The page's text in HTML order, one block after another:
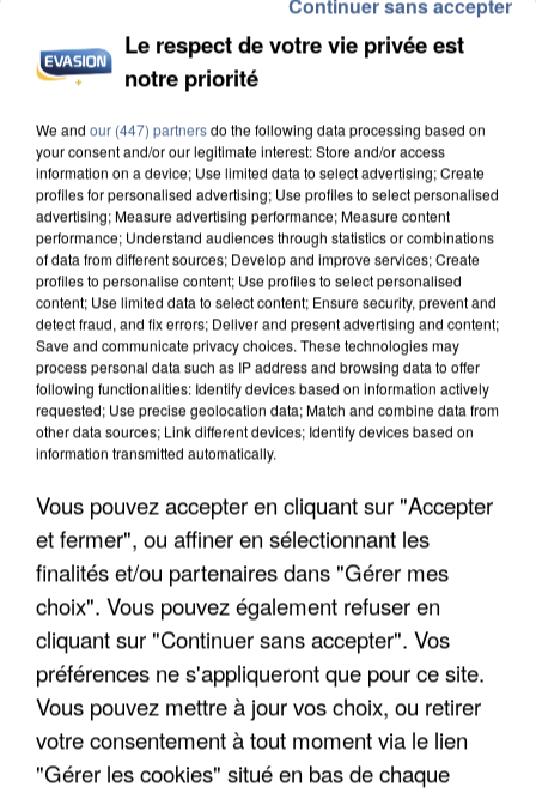
INCENDIES : L’ÎLE-DE-FRANCE LANCE UN ÉLAN
DE SOLIDARITÉ AVEC LES...
APRÈS TOUTES CES CANICULES, LES REFUGES
DE FAUNE SAUVAGE SONT...
Le respect de votre vie privée est
notre priorité
We and our (447) partnersdo the following data processing based on
your consent and/or our legitimate interest: Store and/or access
information on a device; Use limited data to select advertising; Create
profiles for personalised advertising; Use profiles to select personalised
advertising; Measure advertising performance; Measure content
performance; Understand audiences through statistics or combinations
of data from different sources; Develop and improve services; Create
profiles to personalise content; Use profiles to select personalised
content; Use limited data to select content; Ensure security, prevent and
detect fraud, and fix errors; Deliver and present advertising and content;
Save and communicate privacy choices. These technologies may
process personal data such as IP address and browsing data to offer
following functionalities: Identify devices based on information actively
requested; Use precise geolocation data; Match and combine data from
other data sources; Link different devices; Identify devices based on
information transmitted automatically.
Vous pouvez accepter en cliquant sur "Accepter
et fermer", ou affiner en sélectionnant les
finalités et/ou partenaires dans "Gérer mes
choix". Vous pouvez également refuser en
cliquant sur "Continuer sans accepter". Vos
préférences ne s'appliqueront que pour ce site.
Vous pouvez mettre à jour vos choix, ou retirer
votre consentement à tout moment via le lien
"Gérer les cookies" situé en bas de chaque